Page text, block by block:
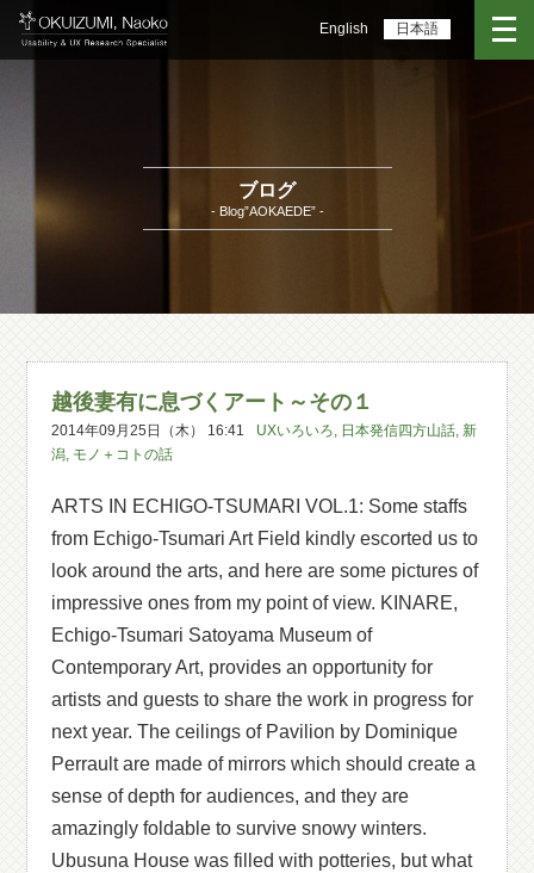
English 日本語
ブログ
- Blog”AOKAEDE” -
越後妻有に息づくアート～その１
2014年09月25日（木） 16:41 UXいろいろ, 日本発信四方山話,新
潟, モノ＋コトの話
ARTS IN ECHIGO-TSUMARI VOL.1: Some staffs
from Echigo-Tsumari Art Field kindly escorted us to
look around the arts, and here are some pictures of
impressive ones from my point of view. KINARE,
Echigo-Tsumari Satoyama Museum of
Contemporary Art, provides an opportunity for
artists and guests to share the work in progress for
next year. The ceilings of Pavilion by Dominique
Perrault are made of mirrors which should create a
sense of depth for audiences, and they are
amazingly foldable to survive snowy winters.
Ubusuna House was filled with potteries, but what